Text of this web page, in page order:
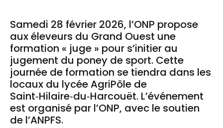
Samedi 28 février 2026, l’ONP propose
aux éleveurs du Grand Ouest une
formation « juge » pour s’initier au
jugement du poney de sport. Cette
journée de formation se tiendra dans les
locaux du lycée AgriPôle de
Saint‑Hilaire‑du‑Harcouët. L’événement
est organisé par l’ONP, avec le soutien
de l’ANPFS.